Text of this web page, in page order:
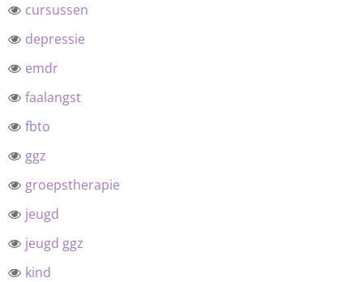
cursussen
depressie
emdr
faalangst
fbto
ggz
groepstherapie
jeugd
jeugd ggz
kind